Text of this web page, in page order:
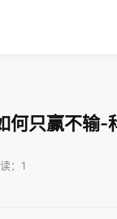
何只赢不输-
：1